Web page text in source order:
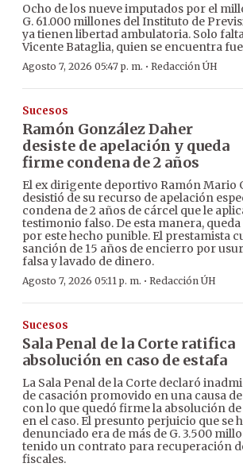
Ocho de los nueve imputados por el
G. 61.000 millones del Instituto de
ya tienen libertad ambulatoria. Solo
Vicente Bataglia, quien se encuentra
Agosto 7, 2026 05:47 p. m. · Redacción ÚH
Sucesos
Ramón González Daher
desiste de apelación y queda
firme condena de 2 años
El ex dirigente deportivo Ramón Mario
desistió de su recurso de apelación
condena de 2 años de cárcel que le
testimonio falso. De esta manera,
por este hecho punible. El prestamista
sanción de 15 años de encierro por
falsa y lavado de dinero.
Agosto 7, 2026 05:11 p. m. · Redacción ÚH
Sucesos
Sala Penal de la Corte ratifica
absolución en caso de estafa
La Sala Penal de la Corte declaró
de casación promovido en una causa
con lo que quedó firme la absolución
en el caso. El presunto perjuicio que se
denunciado era de más de G. 3.500
tenido un contrato para recuperación
fiscales.